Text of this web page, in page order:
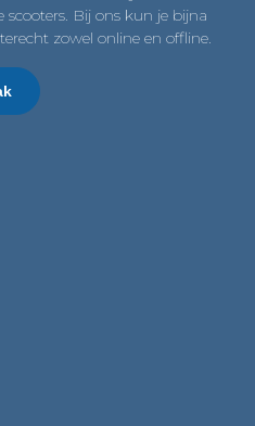
Bij ons kun je bijna
zowel online en offline.